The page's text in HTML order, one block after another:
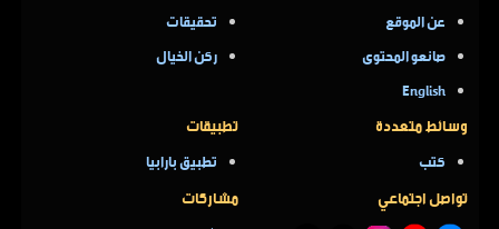
عن الموقع
صانعو المحتوى
English
تحقيقات
ركن الخيال
وسائط متعددة
كتب
تطبيقات
تطبيق بارابيا
تواصل اجتماعي مشاركات